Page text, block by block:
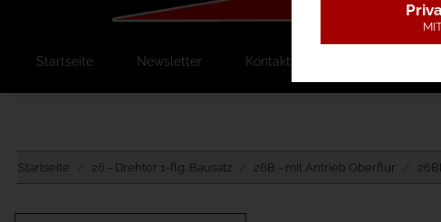
Startseite Newsletter Kontakt
Startseite 26 - Drehtor 1-flg. Bausatz 26B - mit Antrieb Oberflur